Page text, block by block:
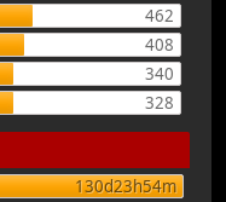
462
408
340
328
130d23h54m